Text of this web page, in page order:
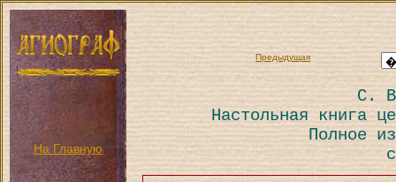
На Главную
Предыдущая
С.
Настольная книга
Полное